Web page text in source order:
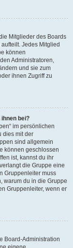
Mitglieder des Boards
Jedes Mitglied
können
Administratoren,
und sie zum
ihnen Zugriff zu
bei?
im persönlichen
dies mit der
sind allgemein
können geschlossen
ist, kannst du ihr
die Gruppe eine
Gruppenleiter muss
warum du in die Gruppe
Gruppenleiter, wenn er
Board-Administration